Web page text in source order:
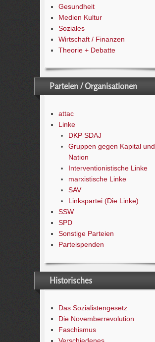
Gesundheit
Medien Kultur
Soziales
Wirtschaft / Finanzen
Theorie + Debatte
Parteien / Organisationen
attac
Linke
DKP SDAJ
Gruppen gegen Kapital und
Nation
Interventionistische Linke
marxistische Linke
SAV
Linkspartei (Die Linke)
SSW
SPD
Sonstige Parteien
Parteispenden
Historisches
Das Sozialistengesetz
Die Novemberrevolution
Faschismus